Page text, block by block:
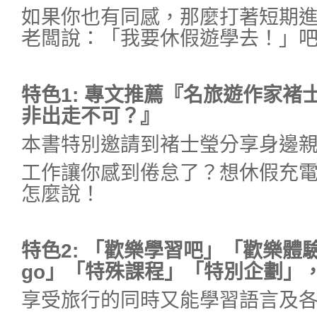
如果你也有同感，那麼打著短期
老闆說：「我要休假遊學去！」
特色1: 專文推薦『名旅遊作家褚
非出走不可？』
本書特別邀請到褚士瑩分享身邊
工作讓你感到倦怠了？想休假充
怎麼說！
特色2:
「歡樂學習吧」「歡樂體
go 」「特殊課程」「特別企劃」
享受旅行的同時又能學習語言及